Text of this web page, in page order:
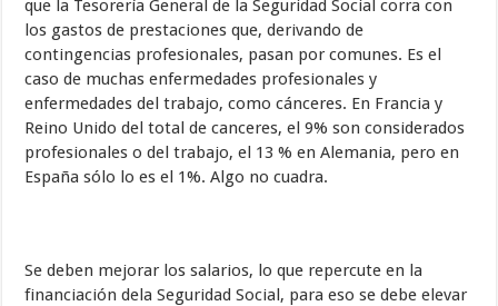
que la Tesorería General de la Seguridad Social corra con
los gastos de prestaciones que, derivando de
contingencias profesionales, pasan por comunes. Es el
caso de muchas enfermedades profesionales y
enfermedades del trabajo, como cánceres. En Francia y
Reino Unido del total de canceres, el 9% son considerados
profesionales o del trabajo, el 13 % en Alemania, pero en
España sólo lo es el 1%. Algo no cuadra.
Se deben mejorar los salarios, lo que repercute en la
financiación dela Seguridad Social, para eso se debe elevar